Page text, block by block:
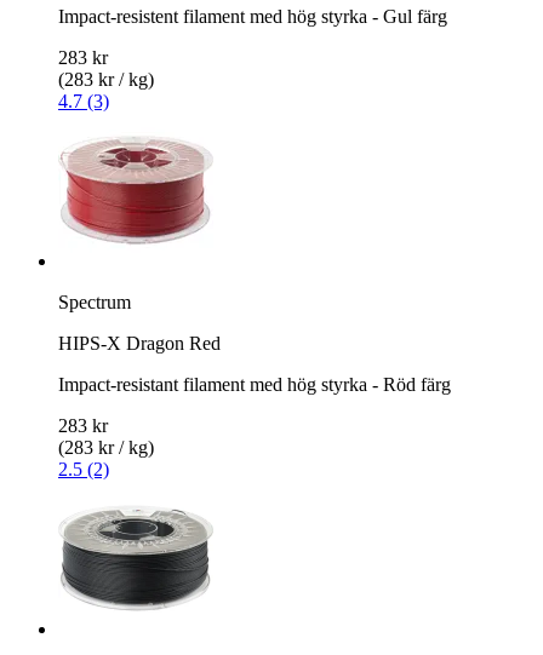
Impact-resistent filament med hög styrka - Gul färg
283 kr
(283 kr / kg)
4.7 (3)
Spectrum
HIPS-X Dragon Red
Impact-resistant filament med hög styrka - Röd färg
283 kr
(283 kr / kg)
2.5 (2)